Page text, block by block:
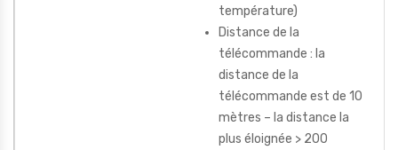
température)
Distance de la
télécommande : la
distance de la
télécommande est de 10
mètres – la distance la
plus éloignée > 200